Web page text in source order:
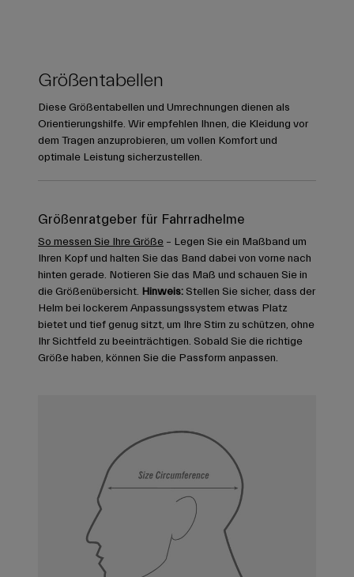
Größentabellen
Diese Größentabellen und Umrechnungen dienen als
Orientierungshilfe. Wir empfehlen Ihnen, die Kleidung vor
dem Tragen anzuprobieren, um vollen Komfort und
optimale Leistung sicherzustellen.
Größenratgeber für Fahrradhelme
So messen Sie Ihre Größe – Legen Sie ein Maßband um
Ihren Kopf und halten Sie das Band dabei von vorne nach
hinten gerade. Notieren Sie das Maß und schauen Sie in
die Größenübersicht. Hinweis: Stellen Sie sicher, dass der
Helm bei lockerem Anpassungssystem etwas Platz
bietet und tief genug sitzt, um Ihre Stirn zu schützen, ohne
Ihr Sichtfeld zu beeinträchtigen. Sobald Sie die richtige
Größe haben, können Sie die Passform anpassen.